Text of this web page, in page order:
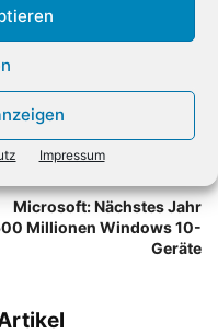
Impressum
Microsoft: Nächstes Jahr
Millionen Windows 10-
Geräte